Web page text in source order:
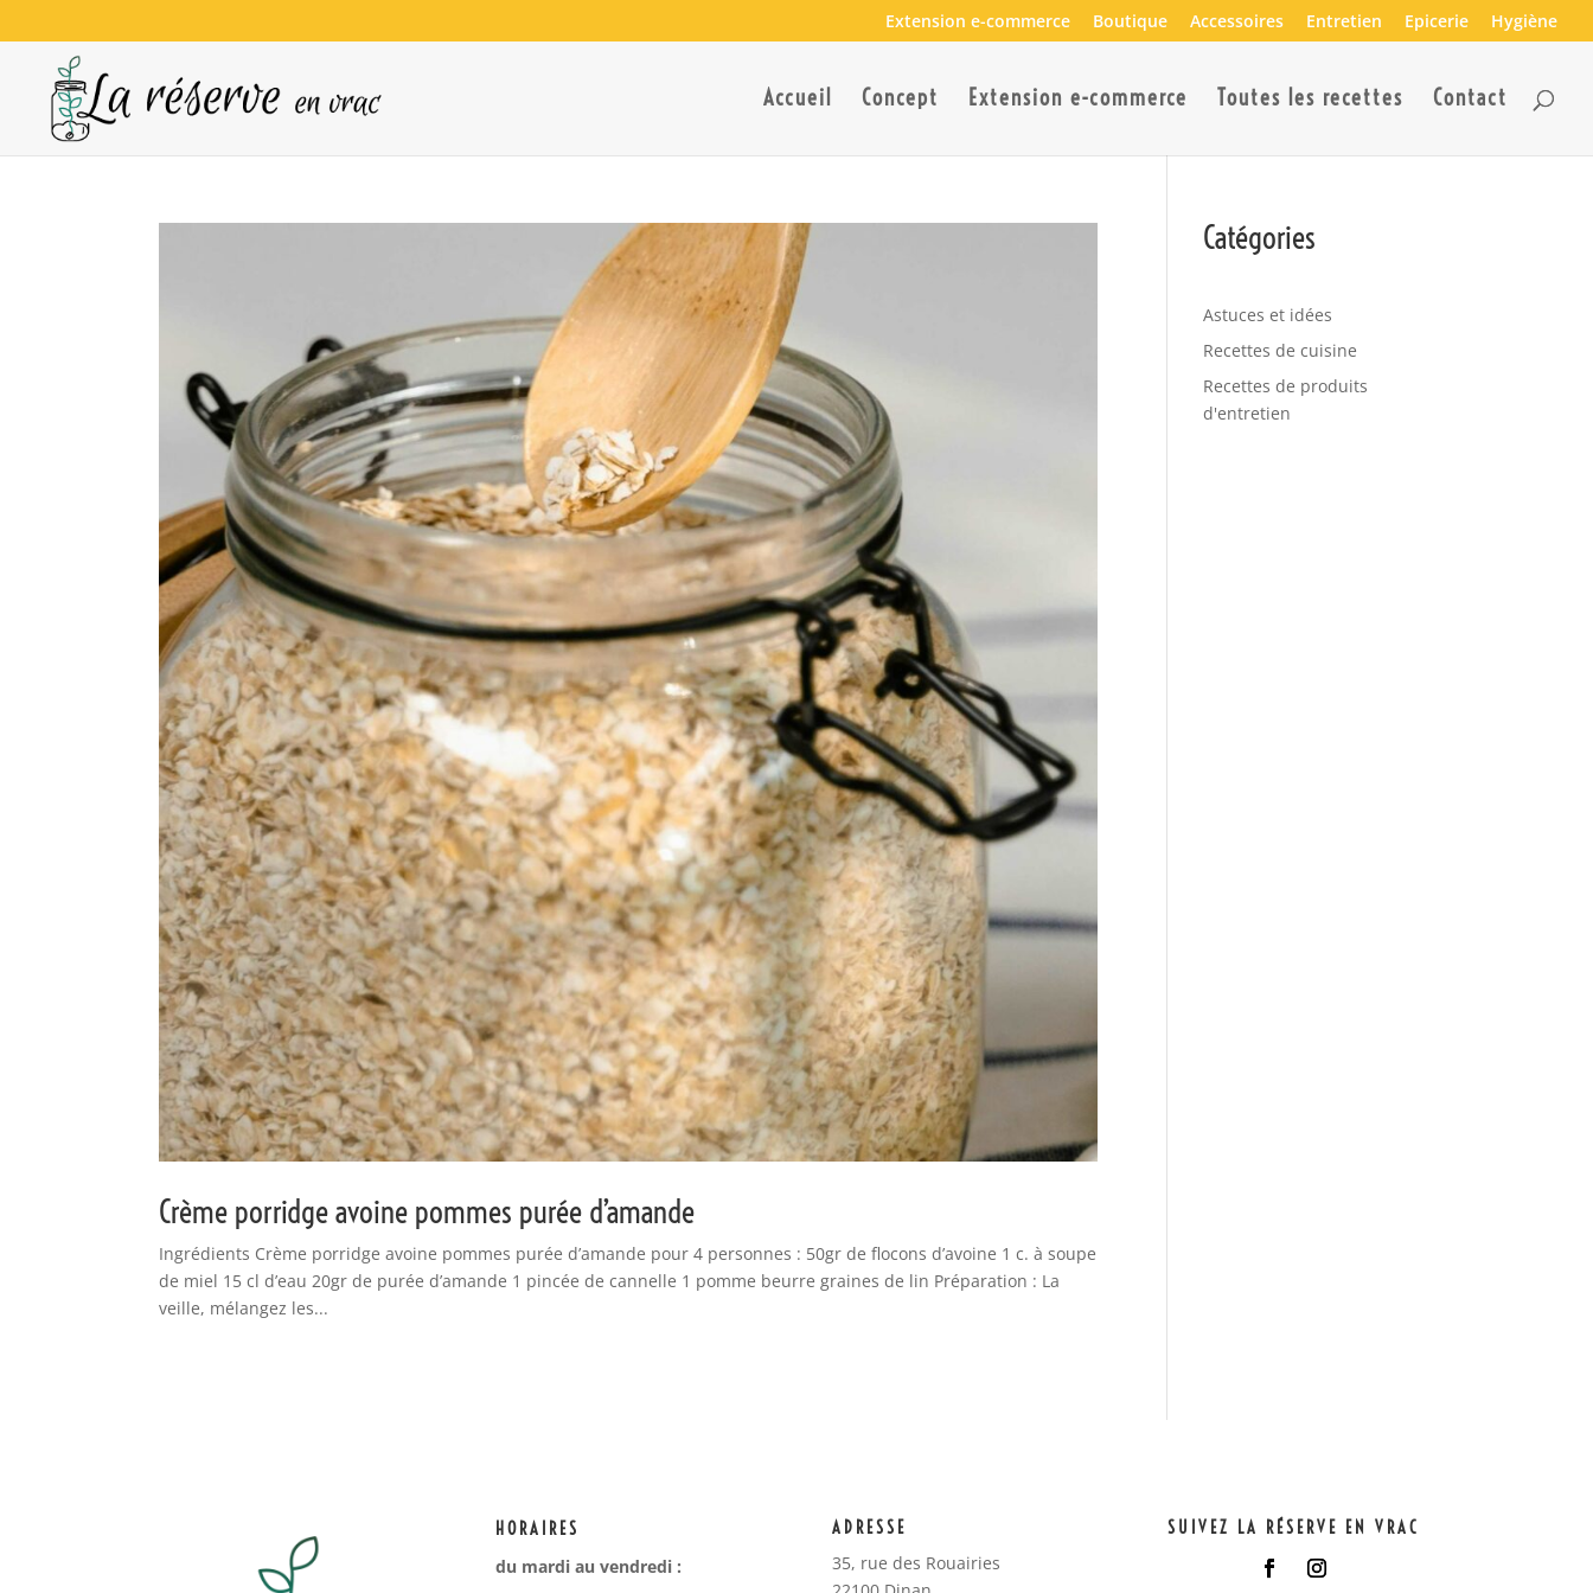
Extension e-commerce Boutique Accessoires Entretien Epicerie Hygiène
Accueil Concept Extension e-commerce Toutes les recettes Contact
Crème porridge avoine pommes purée d’amande
Ingrédients Crème porridge avoine pommes purée d’amande pour 4 personnes : 50gr de flocons d’avoine 1 c. à soupe
de miel 15 cl d’eau 20gr de purée d’amande 1 pincée de cannelle 1 pomme beurre graines de lin Préparation : La
veille, mélangez les...
Catégories
Astuces et idées
Recettes de cuisine
Recettes de produits
d'entretien
HORAIRES
du mardi au vendredi :
ADRESSE
35, rue des Rouairies
SUIVEZ LA RÉSERVE EN VRAC